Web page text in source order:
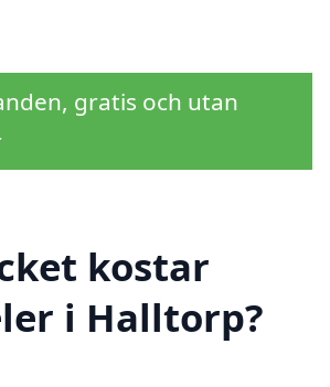
gratis och utan
kostar
i Halltorp?